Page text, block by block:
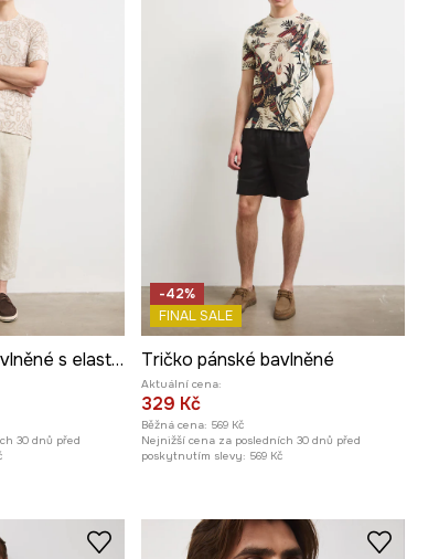
Tričko pánské bavlněné s elastanem
30 dnů před
-42%
FINAL SALE
Tričko pánské bavlněné
Aktuální cena:
329 Kč
Běžná cena: 569 Kč
Nejnižší cena za posledních 30 dnů před
poskytnutím slevy: 569 Kč